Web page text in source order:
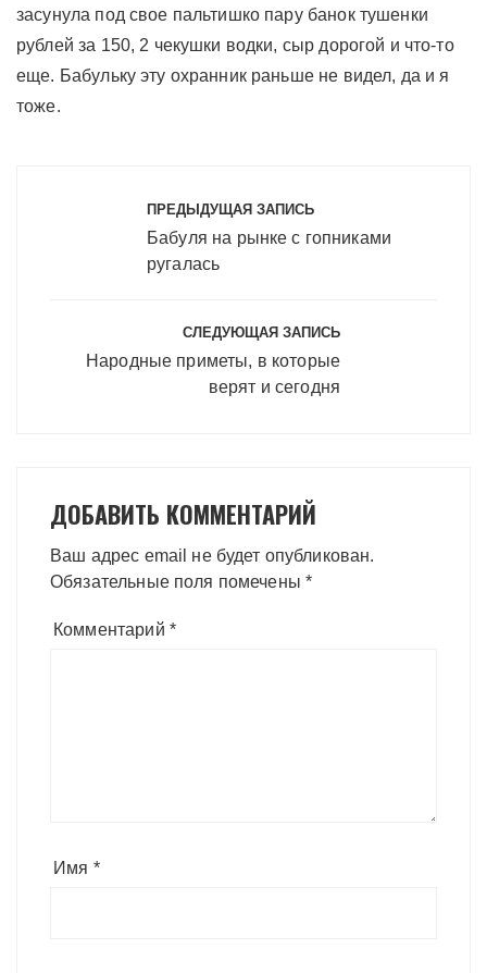
засунула под свое пальтишко пару банок тушенки
рублей за 150, 2 чекушки водки, сыр дорогой и что-то
еще. Бабульку эту охранник раньше не видел, да и я
тоже.
ПРЕДЫДУЩАЯ ЗАПИСЬ
Бабуля на рынке с гопниками
ругалась
СЛЕДУЮЩАЯ ЗАПИСЬ
Народные приметы, в которые
верят и сегодня
ДОБАВИТЬ КОММЕНТАРИЙ
Ваш адрес email не будет опубликован.
Обязательные поля помечены*
Комментарий *
Имя *